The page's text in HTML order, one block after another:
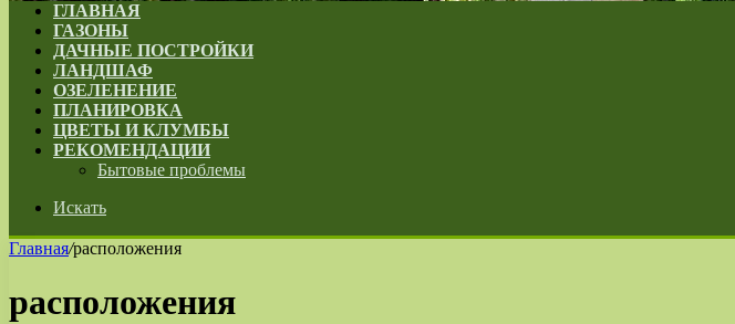
ГЛАВНАЯ
ГАЗОНЫ
ДАЧНЫЕ ПОСТРОЙКИ
ЛАНДШАФ
ОЗЕЛЕНЕНИЕ
ПЛАНИРОВКА
ЦВЕТЫ И КЛУМБЫ
РЕКОМЕНДАЦИИ
Бытовые проблемы
Искать
Главная/расположения
расположения